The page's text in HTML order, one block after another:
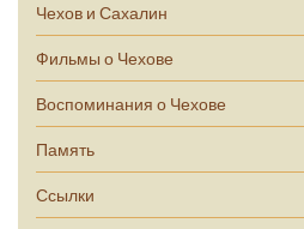
Чехов и Сахалин
Фильмы о Чехове
Воспоминания о Чехове
Память
Ссылки